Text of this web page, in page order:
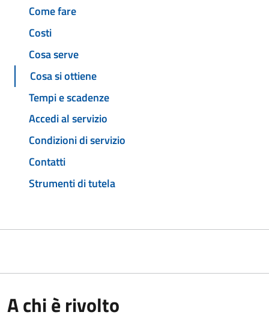
Come fare
Costi
Cosa serve
Cosa si ottiene
Tempi e scadenze
Accedi al servizio
Condizioni di servizio
Contatti
Strumenti di tutela
A chi è rivolto